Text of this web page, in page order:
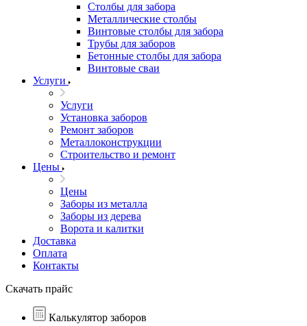
Столбы для забора
Металлические столбы
Винтовые столбы для забора
Трубы для заборов
Бетонные столбы для забора
Винтовые сваи
Услуги
Услуги
Установка заборов
Ремонт заборов
Металлоконструкции
Строительство и ремонт
Цены
Цены
Заборы из металла
Заборы из дерева
Ворота и калитки
Доставка
Оплата
Контакты
Скачать прайс
Калькулятор заборов